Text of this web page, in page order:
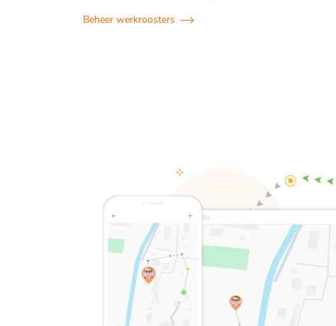
Beheer werkroosters